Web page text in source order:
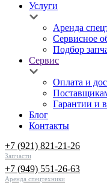
Услуги
Аренда
Сервисное
Подбор
Сервис
Оплата и
Гарантии и
Блог
Контакты
+7 (921) 821-21-26
Запчасти
+7 (949) 551-26-63
Аренда спецтехники